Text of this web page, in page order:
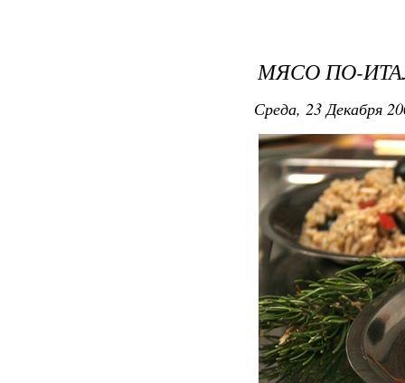
МЯСО ПО-
Среда, 23 Декабря